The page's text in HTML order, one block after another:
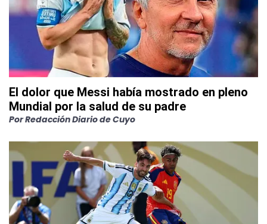
El dolor que Messi había mostrado en pleno
Mundial por la salud de su padre
PorRedacción Diario de Cuyo